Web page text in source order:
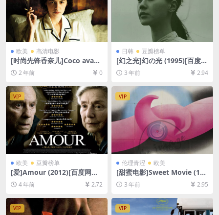
欧美 高清电影
[时尚先锋香奈儿]Coco avant
Chanel (2009)[百度网盘+夸
克网盘1080P超清未删减资源]
2GB][中文字幕]
2 年前 0
日韩 豆瓣榜单
[幻之光]幻の光 (1995)[百度网
盘+夸克网盘1080P超清未删
减资源][网盘在线播放/下载]
3 年前 2.94
VIP
欧美 豆瓣榜单
[爱]Amour (2012)[百度网盘
+迅雷云盘资源1080P超清未
删减][MP4/8GB][中文字幕]
4 年前 2.72
VIP
伦理青涩 欧美
[甜蜜电影]Sweet Movie (197
4)[百度网盘+迅雷云盘资源10
80P超清未删减][MP4/5GB]
[中文字幕]
3 年前 2.95
VIP VIP